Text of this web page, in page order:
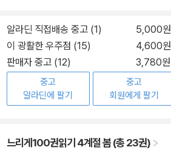
알라딘 직접배송 중고 (1)
5,000원
이 광활한 우주점 (15)
4,600원
판매자 중고 (12)
3,780원
중고
알라딘에 팔기
중고
회원에게 팔기
느리게100권읽기 4계절 봄 (총 23권)